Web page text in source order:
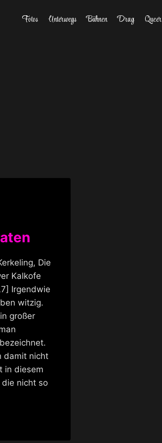
Fotos Unterwegs Bühnen Drag Queer
Die
Kalkofe
Irgendwie
witzig.
großer
damit nicht
in diesem
die nicht so